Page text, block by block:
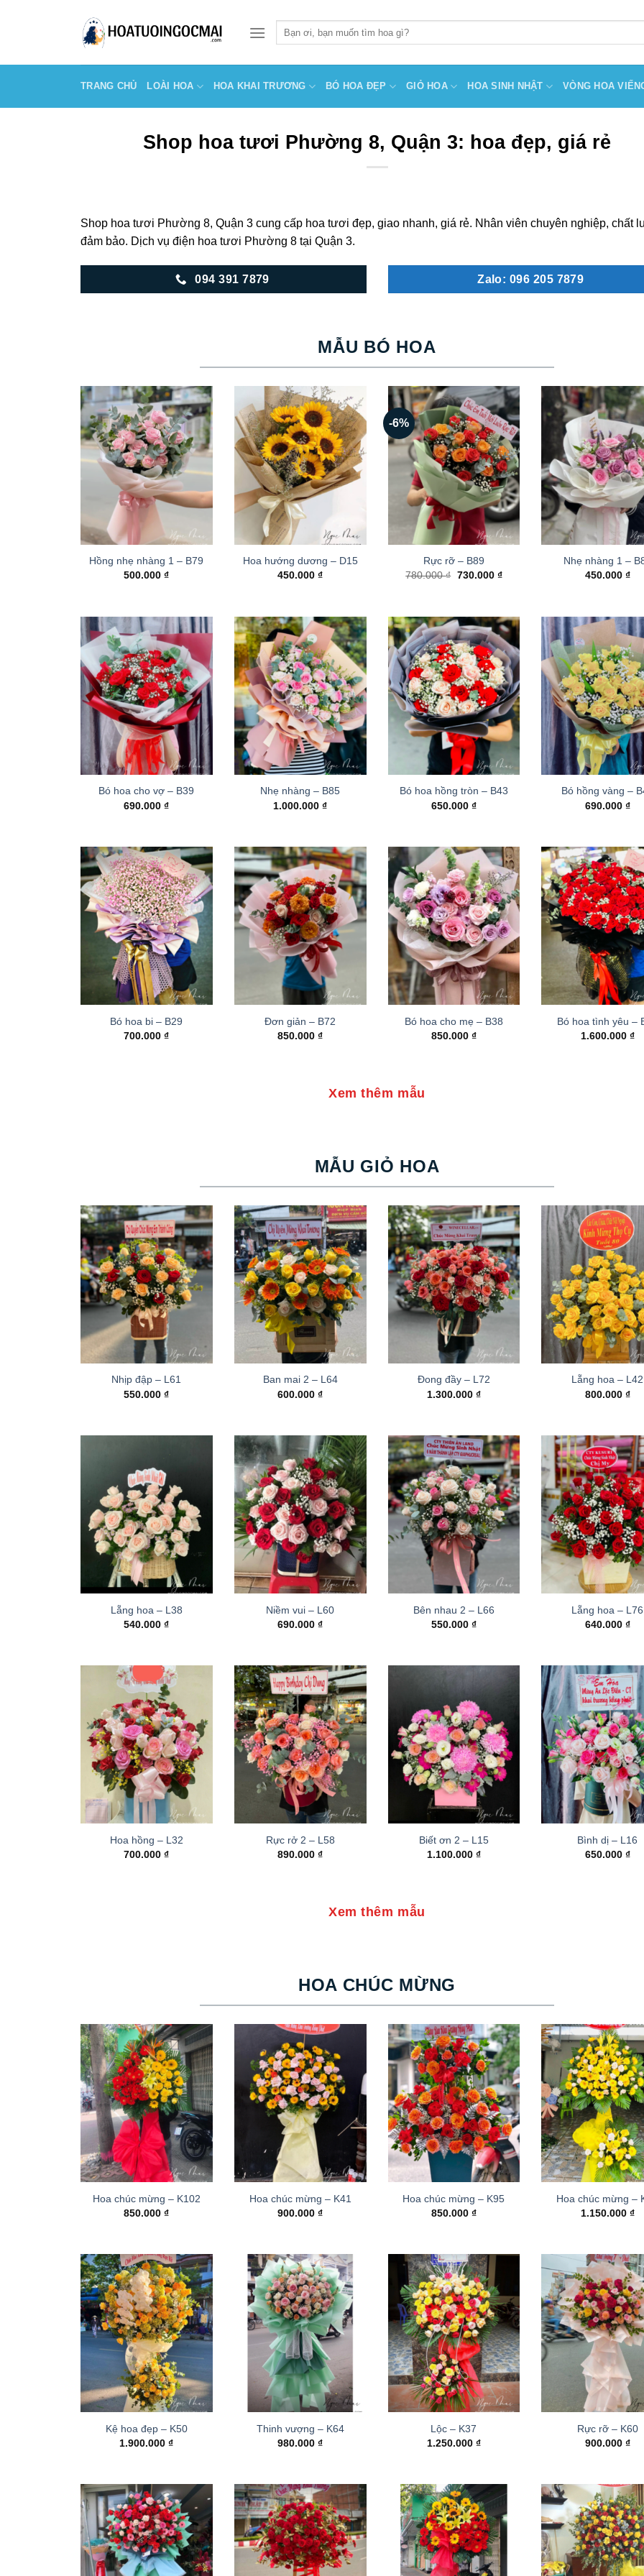
kiếm:
TRANG CHỦ LOÀI HOA HOA KHAI TRƯƠNG BÓ HOA ĐẸP GIỎ HOA HOA SINH NHẬT VÒNG HOA
Shop hoa tươi Phường 8, Quận 3: hoa đẹp, giá rẻ
Shop hoa tươi Phường 8, Quận 3 cung cấp hoa tươi đẹp, giao nhanh, giá rẻ. Nhân viên chuyên nghiệp, chất
đảm bảo. Dịch vụ điện hoa tươi Phường 8 tại Quận 3.
094 391 7879 Zalo: 096 205 7879
MẪU BÓ HOA
Hồng nhẹ nhàng 1 – B79
500.000₫
Hoa hướng dương – D15
450.000₫
-6%
Rực rỡ – B89
780.000₫ Giá
730.000 ₫Giá
730.000 ₫.
Nhẹ nhàng 1 –
450.000 ₫
Bó hoa cho vợ – B39
690.000₫
Nhẹ nhàng – B85
1.000.000₫
Bó hoa hồng tròn – B43
650.000 ₫
Bó hồng vàng –
690.000 ₫
Bó hoa bi – B29
700.000₫
Đơn giản – B72
850.000₫
Bó hoa cho mẹ – B38
850.000 ₫
Bó hoa tình yêu –
1.600.000 ₫
Xem thêm mẫu
MẪU GIỎ HOA
Nhịp đập – L61
550.000₫
Ban mai 2 – L64
600.000₫
Đong đầy – L72
1.300.000 ₫
Lẵng hoa – L42
800.000 ₫
Lẵng hoa – L38
540.000₫
Niềm vui – L60
690.000₫
Bên nhau 2 – L66
550.000 ₫
Lẵng hoa – L76
640.000 ₫
Hoa hồng – L32
700.000₫
Rực rở 2 – L58
890.000₫
Biết ơn 2 – L15
1.100.000 ₫
Bình dị – L16
650.000 ₫
Xem thêm mẫu
HOA CHÚC MỪNG
Hoa chúc mừng – K102
850.000₫
Hoa chúc mừng – K41
900.000₫
Hoa chúc mừng – K95
850.000 ₫
Hoa chúc mừng –
1.150.000 ₫
Kệ hoa đẹp – K50
1.900.000₫
Thinh vượng – K64
980.000₫
Lộc – K37
1.250.000 ₫
Rực rỡ – K60
900.000 ₫